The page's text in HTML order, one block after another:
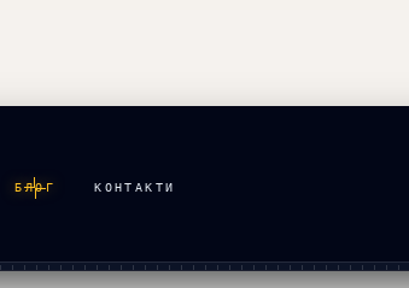
БЛОГ КОНТАКТИ